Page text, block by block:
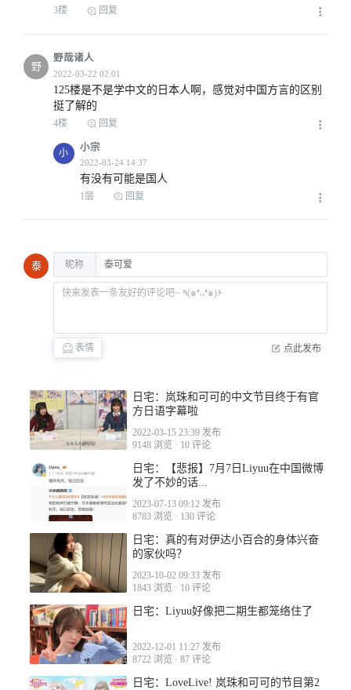
3楼 回复
野
野哉诸人
125楼是不是学中文的日本人啊，感觉对中国方言的区别
挺了解的
4楼 回复
小
小宗
有没有可能是国人
1层 回复
泰 昵称
表情 点此发布
日宅：岚珠和可可的中文节目终于有官
方日语字幕啦
2022-03-15 23:39 发布
9148 浏览 · 10 评论
日宅：【悲报】7月7日Liyuu在中国微博
发了不妙的话...
2023-07-13 09:12 发布
8783 浏览 · 130 评论
日宅：真的有对伊达小百合的身体兴奋
的家伙吗？
2023-10-02 09:33 发布
1843 浏览 · 10 评论
日宅：Liyuu好像把二期生都笼络住了
2022-12-01 11:27 发布
8722 浏览 · 87 评论
日宅：LoveLive! 岚珠和可可的节目第2